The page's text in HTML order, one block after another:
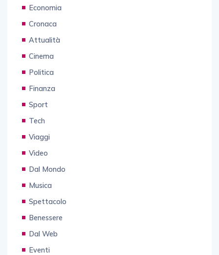
Economia
Cronaca
Attualità
Cinema
Politica
Finanza
Sport
Tech
Viaggi
Video
Dal Mondo
Musica
Spettacolo
Benessere
Dal Web
Eventi